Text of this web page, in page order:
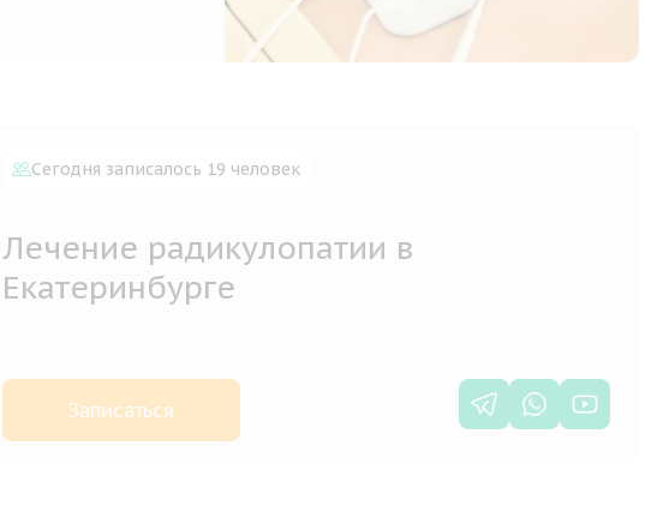
Сегодня записалось 19 человек
Лечение радикулопатии в
Екатеринбурге
Записаться